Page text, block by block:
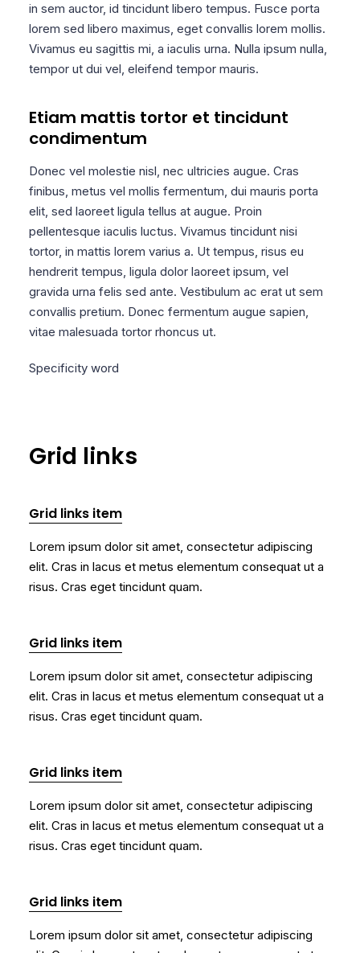
in sem auctor, id tincidunt libero tempus. Fusce porta
lorem sed libero maximus, eget convallis lorem mollis.
Vivamus eu sagittis mi, a iaculis urna. Nulla ipsum nulla,
tempor ut dui vel, eleifend tempor mauris.
Etiam mattis tortor et tincidunt
condimentum
Donec vel molestie nisl, nec ultricies augue. Cras
finibus, metus vel mollis fermentum, dui mauris porta
elit, sed laoreet ligula tellus at augue. Proin
pellentesque iaculis luctus. Vivamus tincidunt nisi
tortor, in mattis lorem varius a. Ut tempus, risus eu
hendrerit tempus, ligula dolor laoreet ipsum, vel
gravida urna felis sed ante. Vestibulum ac erat ut sem
convallis pretium. Donec fermentum augue sapien,
vitae malesuada tortor rhoncus ut.
Specificity word
Grid links
Grid links item
Lorem ipsum dolor sit amet, consectetur adipiscing
elit. Cras in lacus et metus elementum consequat ut a
risus. Cras eget tincidunt quam.
Grid links item
Lorem ipsum dolor sit amet, consectetur adipiscing
elit. Cras in lacus et metus elementum consequat ut a
risus. Cras eget tincidunt quam.
Grid links item
Lorem ipsum dolor sit amet, consectetur adipiscing
elit. Cras in lacus et metus elementum consequat ut a
risus. Cras eget tincidunt quam.
Grid links item
Lorem ipsum dolor sit amet, consectetur adipiscing